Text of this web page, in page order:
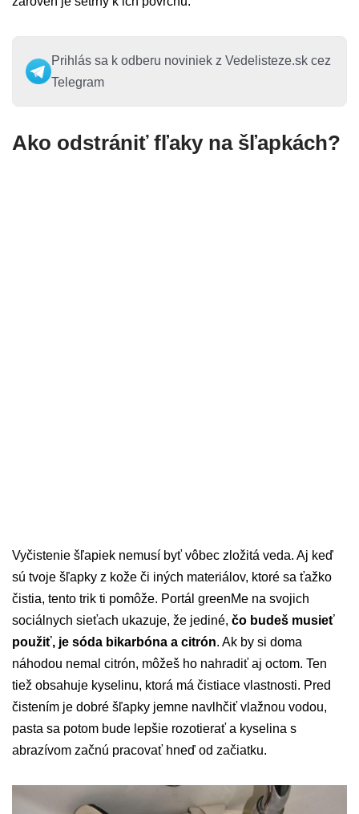
Prihlás sa k odberu noviniek z Vedelisteze.sk cez
Telegram
Ako odstrániť fľaky na šľapkách?
Vyčistenie šľapiek nemusí byť vôbec zložitá veda. Aj keď
sú tvoje šľapky z kože či iných materiálov, ktoré sa ťažko
čistia, tento trik ti pomôže. Portál greenMe na svojich
sociálnych sieťach ukazuje, že jediné, čo budeš musieť
použiť, je sóda bikarbóna a citrón. Ak by si doma
náhodou nemal citrón, môžeš ho nahradiť aj octom. Ten
tiež obsahuje kyselinu, ktorá má čistiace vlastnosti. Pred
čistením je dobré šľapky jemne navlhčiť vlažnou vodou,
pasta sa potom bude lepšie rozotierať a kyselina s
abrazívom začnú pracovať hneď od začiatku.